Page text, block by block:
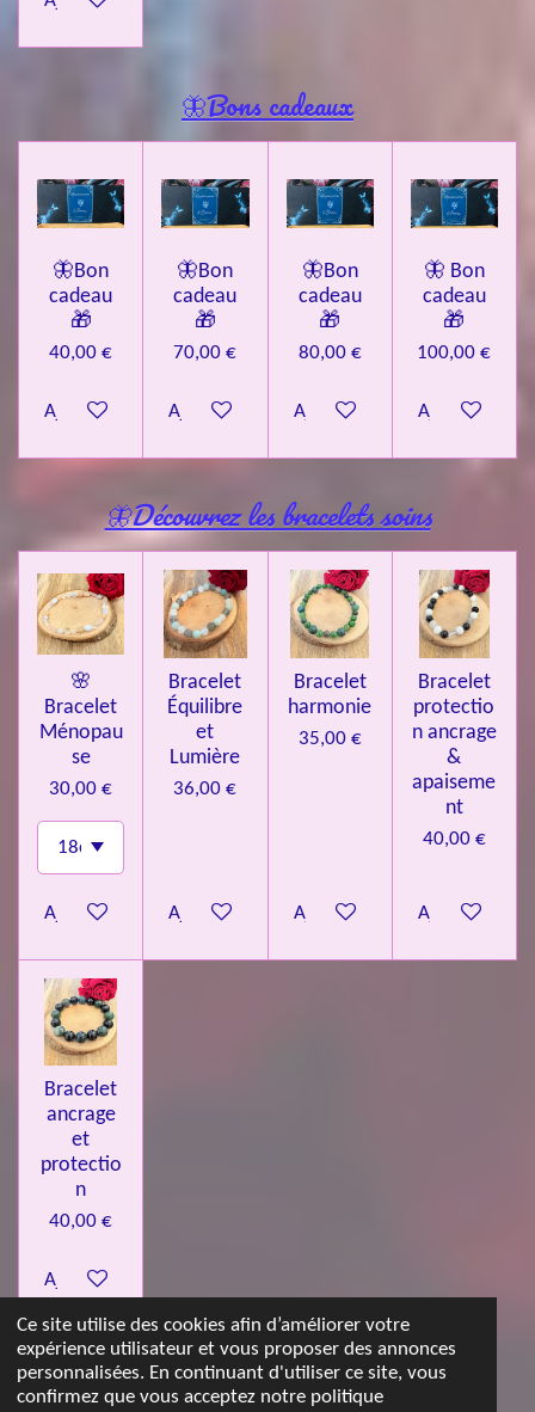
Ce site utilise des cookies afin d’améliorer votre
expérience utilisateur et vous proposer des annonces
personnalisées. En continuant d'utiliser ce site, vous
confirmez que vous acceptez notre politique
🦋Bons cadeaux
🦋Bon
cadeau
🎁
40,00 €
Ajouter au panier
🦋Bon
cadeau
🎁
70,00 €
Ajouter au panier
🦋Bon
cadeau
🎁
80,00 €
Ajouter au panier
🦋 Bon
cadeau
🎁
100,00 €
Ajouter au
🦋Découvrez les bracelets soins
🌸
Bracelet
Ménopau
se
30,00 €
Ajouter au panier
Bracelet
Équilibre
et
Lumière
36,00 €
Ajouter au panier
Bracelet
harmonie
35,00 €
Ajouter au panier
Bracelet
protectio
n ancrage
&
apaiseme
nt
40,00 €
Ajouter au
Bracelet
ancrage
et
protectio
n
40,00 €
Ajouter au panier
© 2023 - 2026 Les jolies pierres d'Emma
Propulsé par Webador